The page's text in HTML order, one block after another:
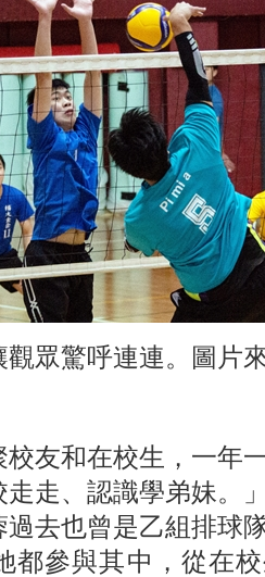
眾驚呼連連。圖片
校友和在校生，一年
走、認識學弟妹。
去也曾是乙組排球
都參與其中，從在